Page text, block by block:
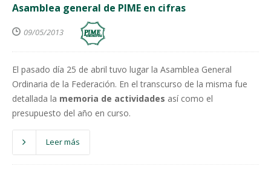
Asamblea general de PIME en cifras
09/05/2013
El pasado día 25 de abril tuvo lugar la Asamblea General
Ordinaria de la Federación. En el transcurso de la misma fue
detallada la memoria de actividades así como el
presupuesto del año en curso.
Leer más